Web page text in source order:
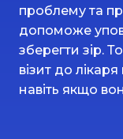
проблему та
допоможе
зберегти зір.
візит до
навіть якщо